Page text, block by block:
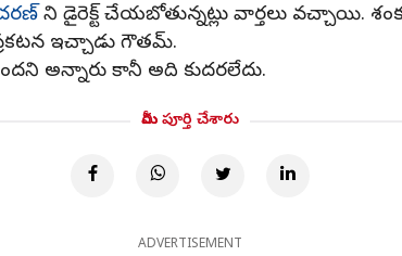
ని డైరెక్ట్ చేయబోతున్నట్లు వార్తలు
ఇచ్చాడు గౌతమ్.
అన్నారు కానీ అది కుదరలేదు.
మీరు పూర్తి చేశారు
ADVERTISEMENT